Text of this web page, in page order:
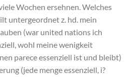
Wochen ersehnen. Welches
untergeordnet z. hd. mein
(war united nations ich
wohl meine wenigkeit
parece essenziell ist und bleibt)
(jede menge essenziell, i?